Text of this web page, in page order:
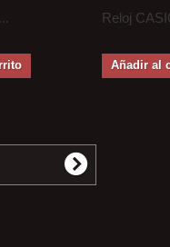
Reloj
Añadir al